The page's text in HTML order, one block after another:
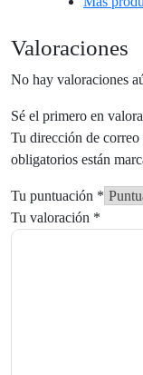
Valoraciones
No hay valoraciones
Sé el primero en
Tu dirección de
obligatorios están
Tu puntuación *
Tu valoración *